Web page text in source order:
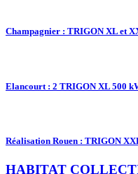
Champagnier : TRIGON XL et
Elancourt : 2 TRIGON XL 500
Réalisation Rouen : TRIGON
HABITAT